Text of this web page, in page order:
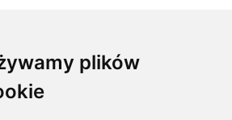
plików
za 5 dni